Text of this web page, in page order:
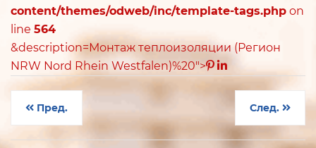
content/themes/odweb/inc/template-tags.php on
line 564
&description=Монтаж теплоизоляции (Регион
NRW Nord Rhein Westfalen)%20">
Пред. След.